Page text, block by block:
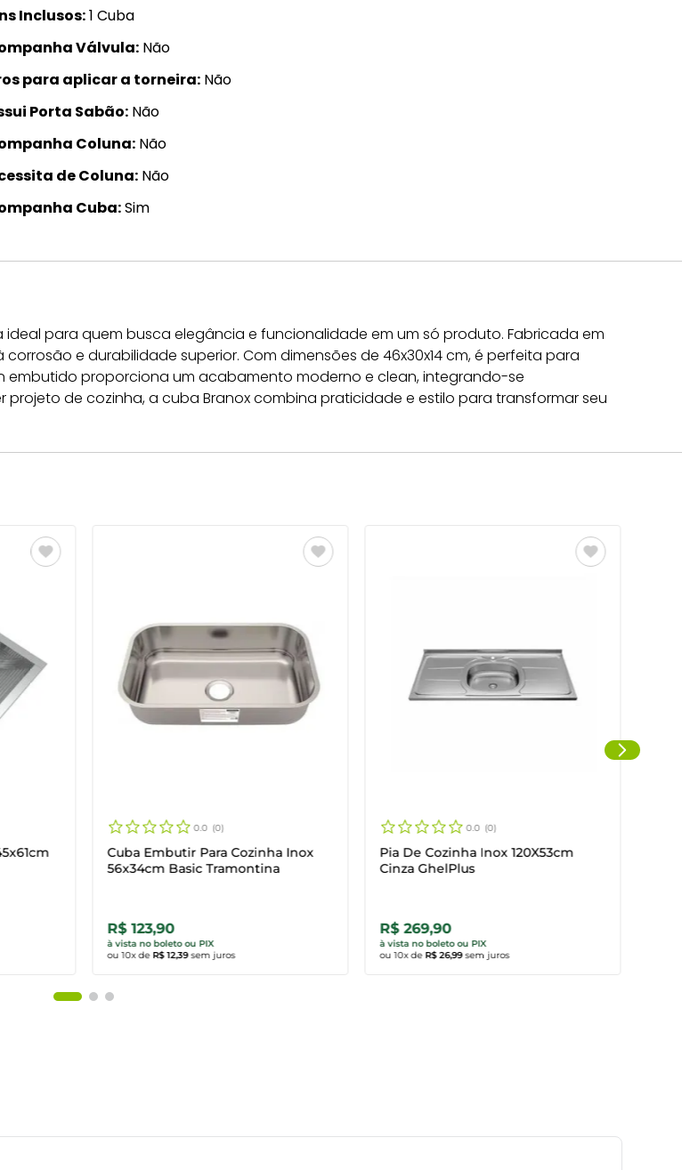
Inclusos 1 Cuba
Válvula Não
para aplicar a torneira Não
Porta Sabão Não
Coluna Não
de Coluna Não
Cuba Sim
ideal para quem busca elegância e funcionalidade em um só produto. Fabricada em
e durabilidade superior. Com dimensões de 46x30x14 cm, é perfeita para
embutido proporciona um acabamento moderno e clean, integrando-se
de cozinha, a cuba Branox combina praticidade e estilo para transformar seu
0.0 0
Cuba Embutir Para Cozinha Inox
56x34cm Basic Tramontina
R$ 123,90
à vista no boleto ou PIX
ou 10x de R$ 12,39 sem juros
Comprar agora
0.0 0
Pia De Cozinha Inox 120X53cm
Cinza GhelPlus
R$ 269,90
à vista no boleto ou PIX
ou10x de R$ 26,99 sem juros
Comprar agora